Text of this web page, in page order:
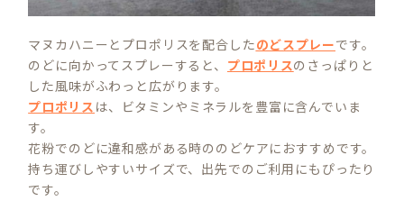
マヌカハニーとプロポリスを配合したのどスプレーです。
のどに向かってスプレーすると、 プロポリスのさっぱりと
した風味がふわっと広がります。
プロポリス は、ビタミンやミネラルを豊富に含んでいま
す。
花粉でのどに違和感がある時ののどケアにおすすめです。
持ち運びしやすいサイズで、出先でのご利用にもぴったり
です。